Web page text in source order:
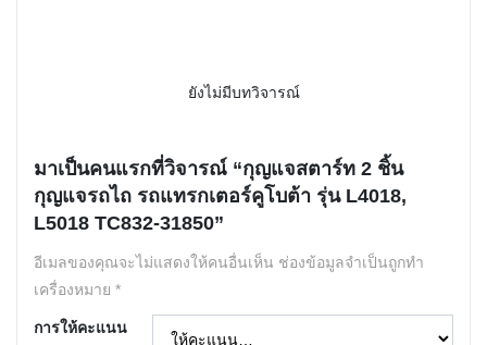
ยังไม่มีบทวิจารณ์
มาเป็นคนแรกที่วิจารณ์ “กุญแจสตาร์ท 2 ชิ้น
กุญแจรถไถ รถแทรกเตอร์คูโบต้า รุ่น L4018,
L5018 TC832-31850”
อีเมลของคุณจะไม่แสดงให้คนอื่นเห็น ช่องข้อมูลจำเป็นถูกทำ
เครื่องหมาย *
การให้คะแนน